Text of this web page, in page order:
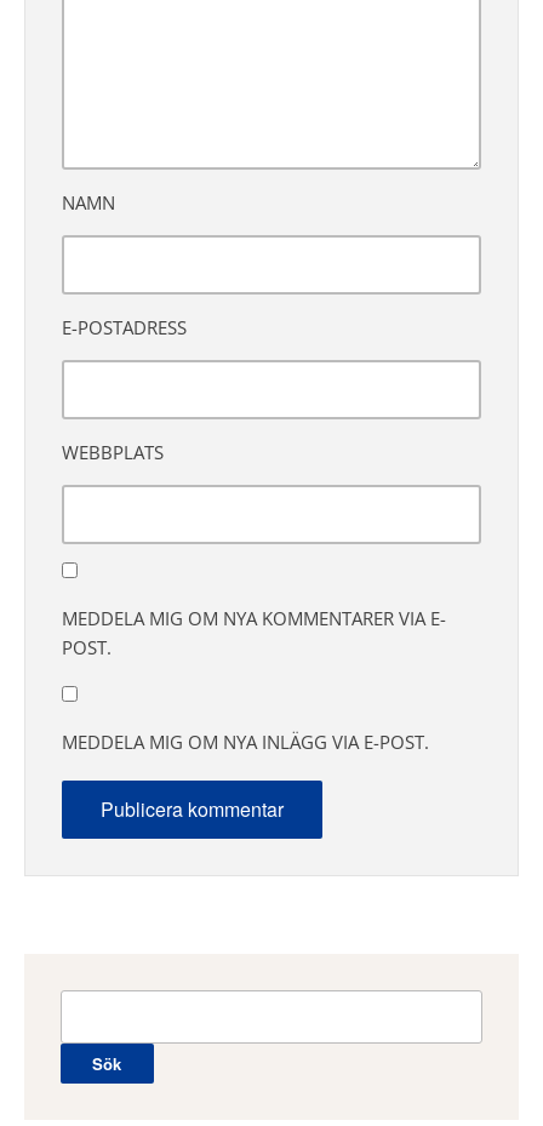
NAMN
E-POSTADRESS
WEBBPLATS
MEDDELA MIG OM NYA KOMMENTARER VIA E-
POST.
MEDDELA MIG OM NYA INLÄGG VIA E-POST.